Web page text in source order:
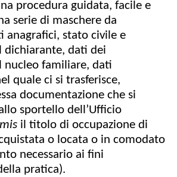
procedura guidata, facile e
serie di maschere da
anagrafici, stato civile e
dichiarante, dati dei
nucleo familiare, dati
quale ci si trasferisce,
documentazione che si
sportello dell’Ufficio
il titolo di occupazione di
o locata o in comodato
necessario ai fini
pratica).